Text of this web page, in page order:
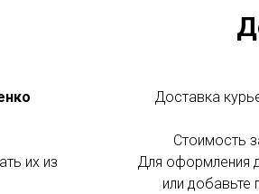
их из
Доставка
Стоимость
Для оформления
или добавьте